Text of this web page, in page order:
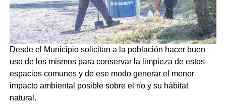
Desde el Municipio solicitan a la población hacer buen
uso de los mismos para conservar la limpieza de estos
espacios comunes y de ese modo generar el menor
impacto ambiental posible sobre el río y su hábitat
natural.